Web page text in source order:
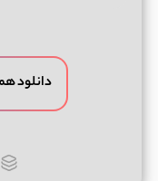
دانلود